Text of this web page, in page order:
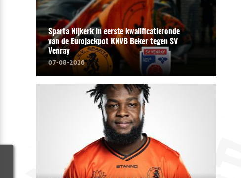
Sparta Nijkerk in eerste kwalificatieronde
van de Eurojackpot KNVB Beker tegen SV
Venray
07-08-2026